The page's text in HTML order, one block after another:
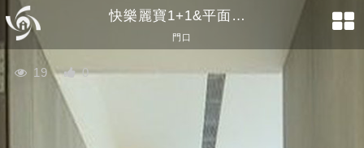
19 0
快樂麗寶1+1&平面車位
門口